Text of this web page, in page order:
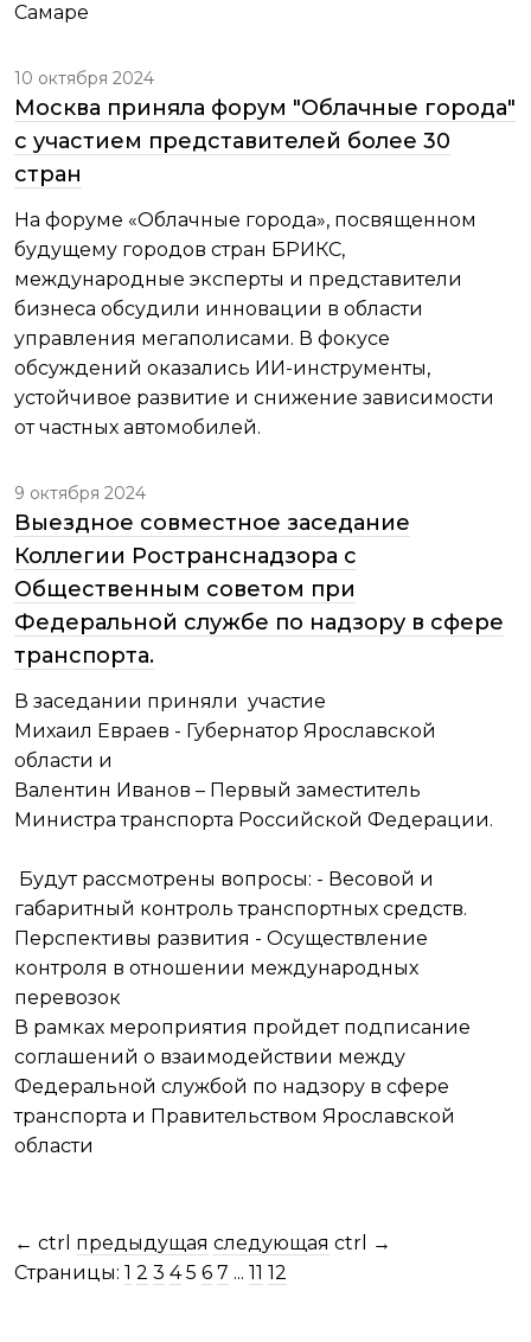
Самаре
10 октября 2024
Москва приняла форум "Облачные города"
с участием представителей более 30
стран
На форуме «Облачные города», посвященном
будущему городов стран БРИКС,
международные эксперты и представители
бизнеса обсудили инновации в области
управления мегаполисами. В фокусе
обсуждений оказались ИИ-инструменты,
устойчивое развитие и снижение зависимости
от частных автомобилей.
9 октября 2024
Выездное совместное заседание
Коллегии Ространснадзора с
Общественным советом при
Федеральной службе по надзору в сфере
транспорта.
В заседании приняли участие
Михаил Евраев - Губернатор Ярославской
области и
Валентин Иванов – Первый заместитель
Министра транспорта Российской Федерации.
Будут рассмотрены вопросы: - Весовой и
габаритный контроль транспортных средств.
Перспективы развития - Осуществление
контроля в отношении международных
перевозок
В рамках мероприятия пройдет подписание
соглашений о взаимодействии между
Федеральной службой по надзору в сфере
транспорта и Правительством Ярославской
области
← ctrl предыдущая следующая ctrl
→
Страницы: 1 2 3 4 5 6 7 ... 11 12